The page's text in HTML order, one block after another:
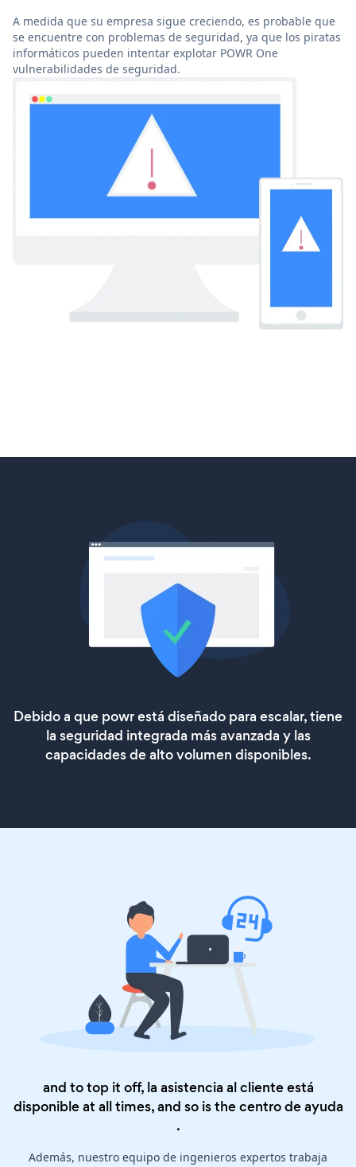
A medida que su empresa sigue creciendo, es probable que
se encuentre con problemas de seguridad, ya que los piratas
informáticos pueden intentar explotar POWR One
vulnerabilidades de seguridad.
Debido a que powr está diseñado para escalar, tiene
la seguridad integrada más avanzada y las
capacidades de alto volumen disponibles.
and to top it off, la asistencia al cliente está
disponible at all times, and so is thecentro de ayuda
.
Además, nuestro equipo de ingenieros expertos trabaja